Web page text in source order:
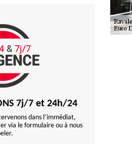
7j/7 et 24h/24
dans l’immédiat,
via le formulaire ou à nous